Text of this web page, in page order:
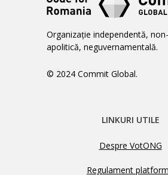
Organizație independentă,
apolitică, neguvernamentală.
© 2024 Commit Global.
LINKURI UTILE
Despre VotONG
Regulament